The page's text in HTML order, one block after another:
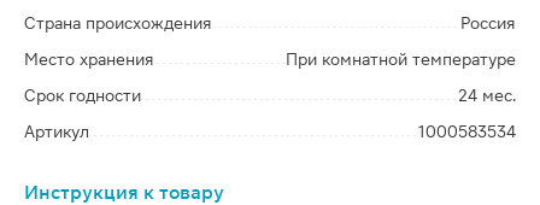
Страна происхождения
Россия
Место хранения
При комнатной температуре
Срок годности
24 мес.
Артикул
1000583534
Инструкция к товару